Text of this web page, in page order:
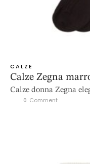
CALZE
Calze Zegna
Calze donna Zegna
0 Comment